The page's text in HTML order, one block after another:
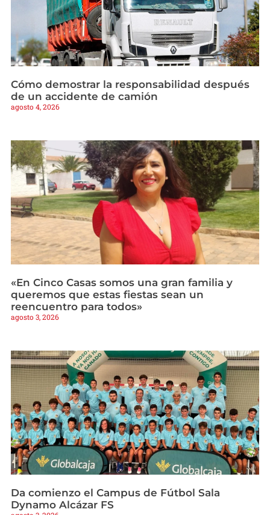
Cómo demostrar la responsabilidad después
de un accidente de camión
agosto 4, 2026
«En Cinco Casas somos una gran familia y
queremos que estas fiestas sean un
reencuentro para todos»
agosto 3, 2026
Da comienzo el Campus de Fútbol Sala
Dynamo Alcázar FS